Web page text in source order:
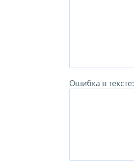
Ошибка в тексте: